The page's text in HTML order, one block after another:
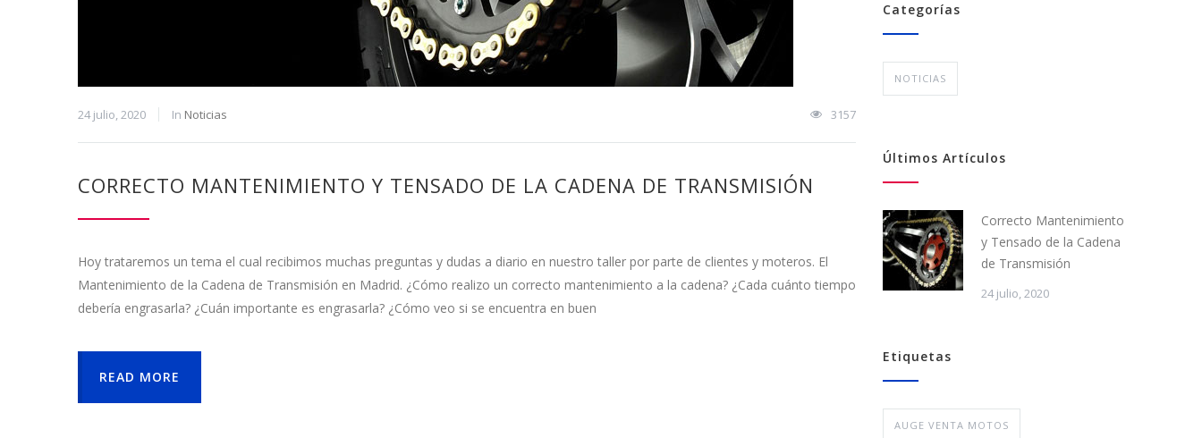
24 julio, 2020 In Noticias 3157
CORRECTO MANTENIMIENTO Y TENSADO DE LA CADENA DE TRANSMISIÓN
Hoy trataremos un tema el cual recibimos muchas preguntas y dudas a diario en nuestro taller por parte de clientes y moteros. El
Mantenimiento de la Cadena de Transmisión en Madrid. ¿Cómo realizo un correcto mantenimiento a la cadena? ¿Cada cuánto tiempo
debería engrasarla? ¿Cuán importante es engrasarla? ¿Cómo veo si se encuentra en buen
READ MORE
Categorías
NOTICIAS
Últimos Artículos
Correcto Mantenimiento
y Tensado de la Cadena
de Transmisión
24 julio, 2020
Etiquetas
AUGE VENTA MOTOS